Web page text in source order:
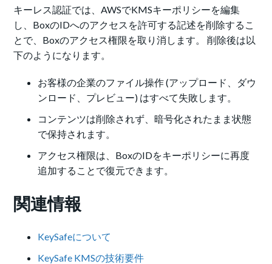
キーレス認証では、AWSでKMSキーポリシーを編集
し、BoxのIDへのアクセスを許可する記述を削除するこ
とで、Boxのアクセス権限を取り消します。 削除後は以
下のようになります。
お客様の企業のファイル操作 (アップロード、ダウ
ンロード、プレビュー) はすべて失敗します。
コンテンツは削除されず、暗号化されたまま状態
で保持されます。
アクセス権限は、BoxのIDをキーポリシーに再度
追加することで復元できます。
関連情報
KeySafeについて
KeySafe KMSの技術要件